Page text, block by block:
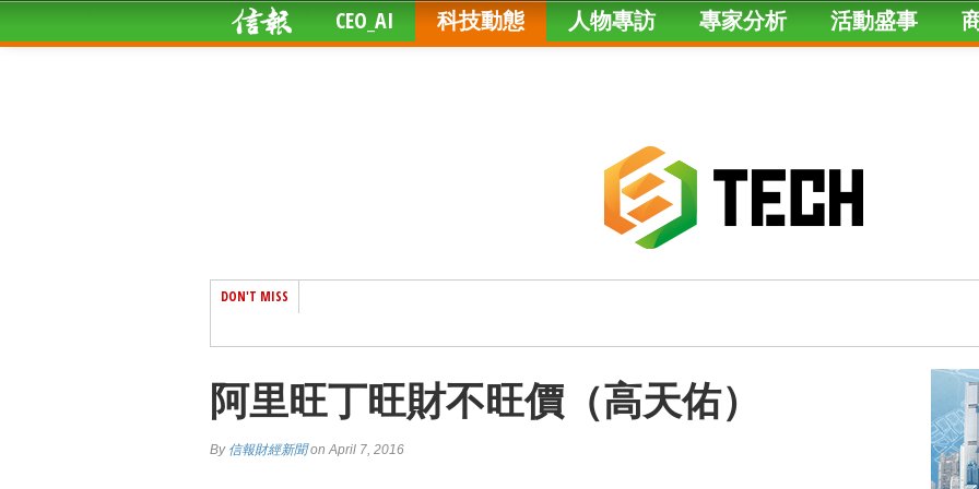
CEO_AI 科技動態 人物專訪 專家分析 活動盛事
DON'T MISS
阿里旺丁旺財不旺價（高天佑）
By 信報財經新聞on April 7, 2016